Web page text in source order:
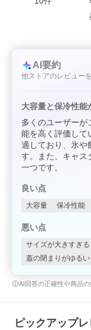
AI要約
他ストアのレビュー
大容量と保冷性能
多くのユーザーが
能を高く評価して
適しており、氷や
す。また、キャス
一つです。
良い点
大容量 保冷性能
悪い点
サイズが大きすぎる
蓋の閉まりがゆるい
AI回答の正確性や商品
ピックアップ